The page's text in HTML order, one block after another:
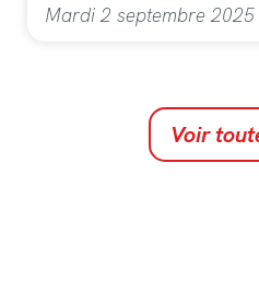
Mardi 2 septembre 2025
Voir